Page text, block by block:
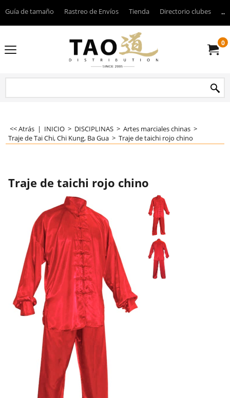
Guía de tamaño Rastreo de Envíos Tienda Directorio clubes
0
<< Atrás | INICIO > DISCIPLINAS > Artes marciales chinas >
Traje de Tai Chi, Chi Kung, Ba Gua > Traje de taichi rojo chino
Traje de taichi rojo chino